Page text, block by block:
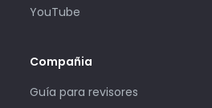
YouTube
Compañia
Guía para revisores